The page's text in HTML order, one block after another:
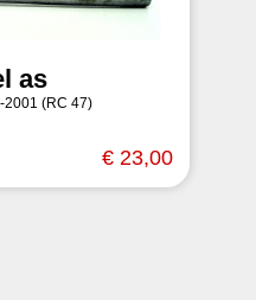
as
2001 (RC 47)
€ 23,00